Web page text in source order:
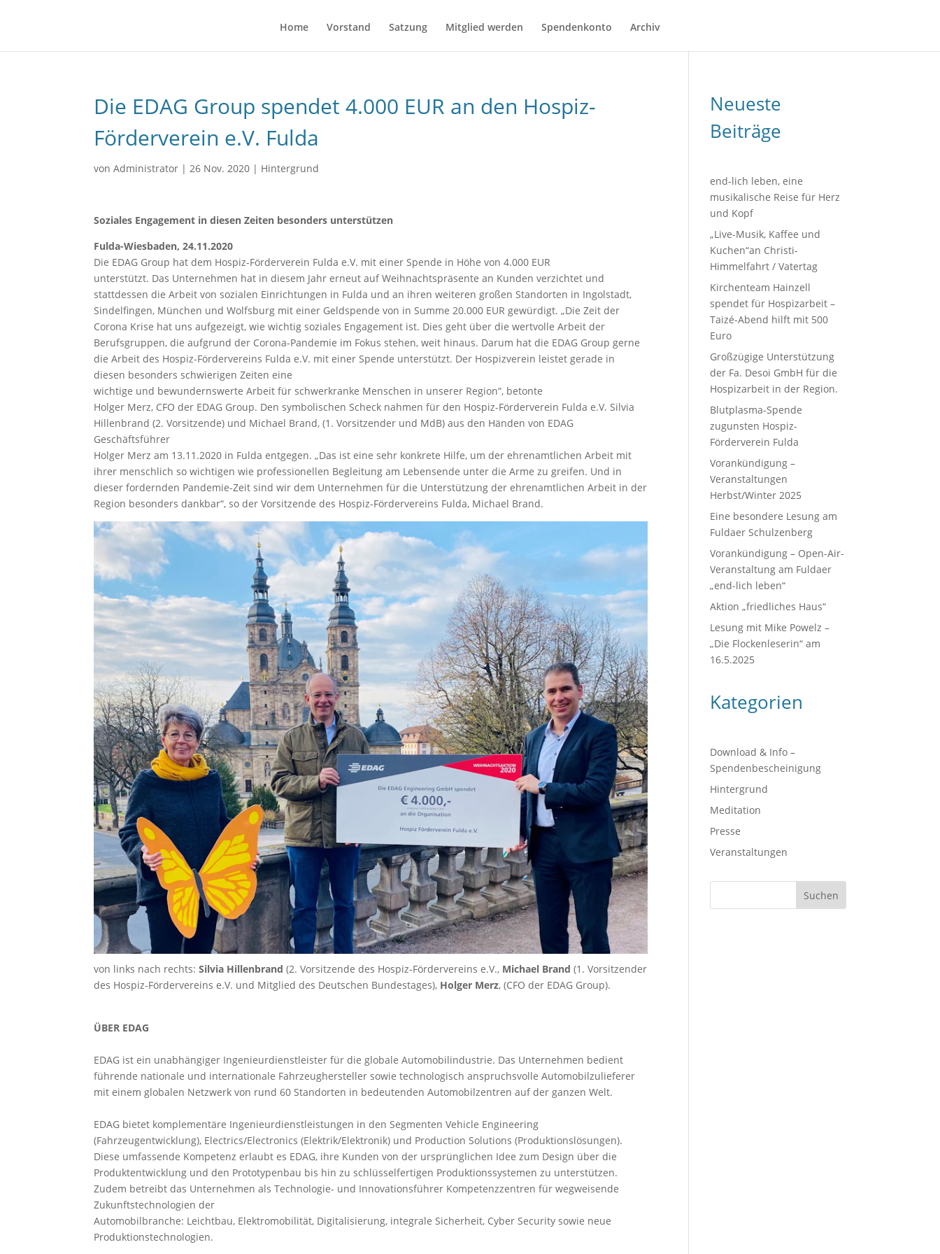
Home Vorstand Satzung Mitglied werden Spendenkonto Archiv
Die EDAG Group spendet 4.000 EUR an den Hospiz-
Förderverein e.V. Fulda
vonAdministrator |26 Nov. 2020 | Hintergrund
Soziales Engagement in diesen Zeiten besonders unterstützen
Fulda-Wiesbaden, 24.11.2020
Die EDAG Group hat dem Hospiz-Förderverein Fulda e.V. mit einer Spende in Höhe von 4.000 EUR
unterstützt. Das Unternehmen hat in diesem Jahr erneut auf Weihnachtspräsente an Kunden verzichtet und
stattdessen die Arbeit von sozialen Einrichtungen in Fulda und an ihren weiteren großen Standorten in Ingolstadt,
Sindelfingen, München und Wolfsburg mit einer Geldspende von in Summe 20.000 EUR gewürdigt. „Die Zeit der
Corona Krise hat uns aufgezeigt, wie wichtig soziales Engagement ist. Dies geht über die wertvolle Arbeit der
Berufsgruppen, die aufgrund der Corona-Pandemie im Fokus stehen, weit hinaus. Darum hat die EDAG Group gerne
die Arbeit des Hospiz-Fördervereins Fulda e.V. mit einer Spende unterstützt. Der Hospizverein leistet gerade in
diesen besonders schwierigen Zeiten eine
wichtige und bewundernswerte Arbeit für schwerkranke Menschen in unserer Region“, betonte
Holger Merz, CFO der EDAG Group. Den symbolischen Scheck nahmen für den Hospiz-Förderverein Fulda e.V. Silvia
Hillenbrand (2. Vorsitzende) und Michael Brand, (1. Vorsitzender und MdB) aus den Händen von EDAG
Geschäftsführer
Holger Merz am 13.11.2020 in Fulda entgegen. „Das ist eine sehr konkrete Hilfe, um der ehrenamtlichen Arbeit mit
ihrer menschlich so wichtigen wie professionellen Begleitung am Lebensende unter die Arme zu greifen. Und in
dieser fordernden Pandemie-Zeit sind wir dem Unternehmen für die Unterstützung der ehrenamtlichen Arbeit in der
Region besonders dankbar“, so der Vorsitzende des Hospiz-Fördervereins Fulda, Michael Brand.
von links nach rechts:Silvia Hillenbrand (2. Vorsitzende des Hospiz-Fördervereins e.V., Michael Brand (1. Vorsitzender
des Hospiz-Fördervereins e.V. und Mitglied des Deutschen Bundestages), Holger Merz, (CFO der EDAG Group).
ÜBER EDAG
EDAG ist ein unabhängiger Ingenieurdienstleister für die globale Automobilindustrie. Das Unternehmen bedient
führende nationale und internationale Fahrzeughersteller sowie technologisch anspruchsvolle Automobilzulieferer
mit einem globalen Netzwerk von rund 60 Standorten in bedeutenden Automobilzentren auf der ganzen Welt.
EDAG bietet komplementäre Ingenieurdienstleistungen in den Segmenten Vehicle Engineering
(Fahrzeugentwicklung), Electrics/Electronics (Elektrik/Elektronik) und Production Solutions (Produktionslösungen).
Diese umfassende Kompetenz erlaubt es EDAG, ihre Kunden von der ursprünglichen Idee zum Design über die
Produktentwicklung und den Prototypenbau bis hin zu schlüsselfertigen Produktionssystemen zu unterstützen.
Zudem betreibt das Unternehmen als Technologie- und Innovationsführer Kompetenzzentren für wegweisende
Zukunftstechnologien der
Automobilbranche: Leichtbau, Elektromobilität, Digitalisierung, integrale Sicherheit, Cyber Security sowie neue
Produktionstechnologien.
Neueste
Beiträge
end-lich leben, eine
musikalische Reise für Herz
und Kopf
„Live-Musik, Kaffee und
Kuchen“an Christi-
Himmelfahrt / Vatertag
Kirchenteam Hainzell
spendet für Hospizarbeit –
Taizé-Abend hilft mit 500
Euro
Großzügige Unterstützung
der Fa. Desoi GmbH für die
Hospizarbeit in der Region.
Blutplasma-Spende
zugunsten Hospiz-
Förderverein Fulda
Vorankündigung –
Veranstaltungen
Herbst/Winter 2025
Eine besondere Lesung am
Fuldaer Schulzenberg
Vorankündigung – Open-Air-
Veranstaltung am Fuldaer
„end-lich leben“
Aktion „friedliches Haus“
Lesung mit Mike Powelz –
„Die Flockenleserin“ am
16.5.2025
Kategorien
Download & Info –
Spendenbescheinigung
Hintergrund
Meditation
Presse
Veranstaltungen
Suchen